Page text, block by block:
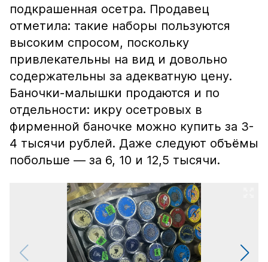
подкрашенная осетра. Продавец
отметила: такие наборы пользуются
высоким спросом, поскольку
привлекательны на вид и довольно
содержательны за адекватную цену.
Баночки-малышки продаются и по
отдельности: икру осетровых в
фирменной баночке можно купить за 3-
4 тысячи рублей. Даже следуют объёмы
побольше — за 6, 10 и 12,5 тысячи.